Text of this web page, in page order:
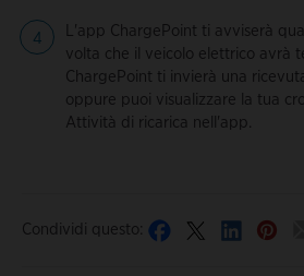
L'app ChargePoint ti avviserà
volta che il veicolo elettrico avrà
ChargePoint ti invierà una
oppure puoi visualizzare la tua
Attività di ricarica nell'app.
Condividi questo: